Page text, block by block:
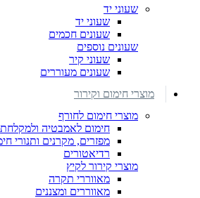
שעוני יד
שעוני יד
שעונים חכמים
שעונים נוספים
שעוני קיר
שעונים מעוררים
מוצרי חימום וקירור
מוצרי חימום לחורף
חימום לאמבטיה ולמקלחת
מפזרים, מקרנים ותנורי
רדיאטורים
מוצרי קירור לקיץ
מאווררי תקרה
מאווררים ומצננים